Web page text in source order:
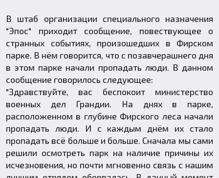
В штаб организации специального назначения
"Эпос" приходит сообщение, повествующее о
странных событиях, произошедших в Фирском
парке. В нём говорится, что с позавчерашнего дня
в этом парке начали пропадать люди. В данном
сообщение говорилось следующее:
"Здравствуйте, вас беспокоит министерство
военных дел Грандии. На днях в парке,
расположенном в глубине Фирского леса начали
пропадать люди. И с каждым днём их стало
пропадать всё больше и больше. Сначала мы сами
решили осмотреть парк на наличие причины их
исчезновения, но почти мгновенно связь с нашим